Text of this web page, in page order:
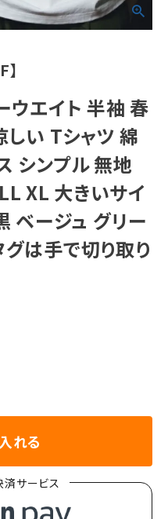
ウエイト 半袖 春
しい Tシャツ 綿
シンプル 無地
XL 大きいサイ
ベージュ グリー
は手で切り取り
れる
サービス